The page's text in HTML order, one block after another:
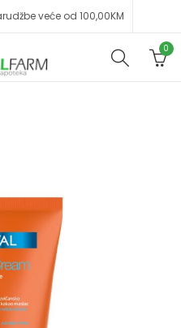
veće od 100,00KM
0